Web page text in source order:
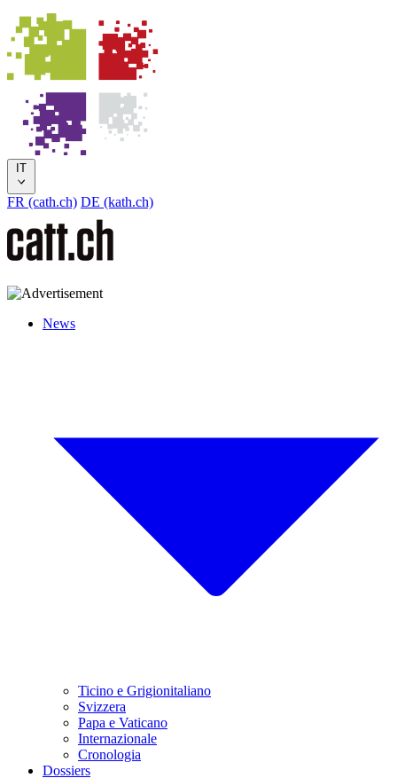
IT
FR (cath.ch) DE (kath.ch)
News
Ticino e Grigionitaliano
Svizzera
Papa e Vaticano
Internazionale
Cronologia
Dossiers